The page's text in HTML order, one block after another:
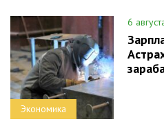
Экономика
6